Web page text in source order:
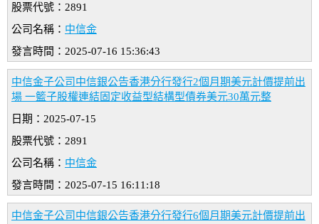
股票代號：2891
公司名稱： 中信金
發言時間：2025-07-16 15:36:43
中信金子公司中信銀公告香港分行發行2個月期美元計價提前出
場 一籃子股權連結固定收益型結構型債券美元30萬元整
日期：2025-07-15
股票代號：2891
公司名稱： 中信金
發言時間：2025-07-15 16:11:18
中信金子公司中信銀公告香港分行發行6個月期美元計價提前出